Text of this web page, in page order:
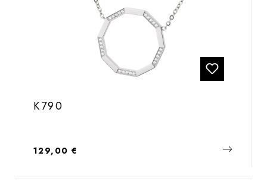
K790
Regulärer Preis:
129,00 €